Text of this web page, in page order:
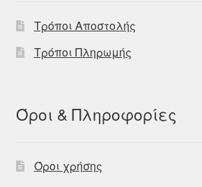
Τρόποι Αποστολής
Τρόποι Πληρωμής
Όροι & Πληροφορίες
Όροι χρήσης